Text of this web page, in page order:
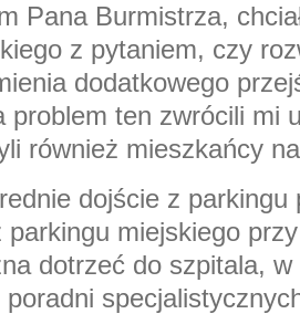
Pana Burmistrza,
z pytaniem, czy
dodatkowego
problem ten zwrócili mi
również mieszkańcy
dojście z parkingu
parkingu miejskiego
dotrzeć do szpitala,